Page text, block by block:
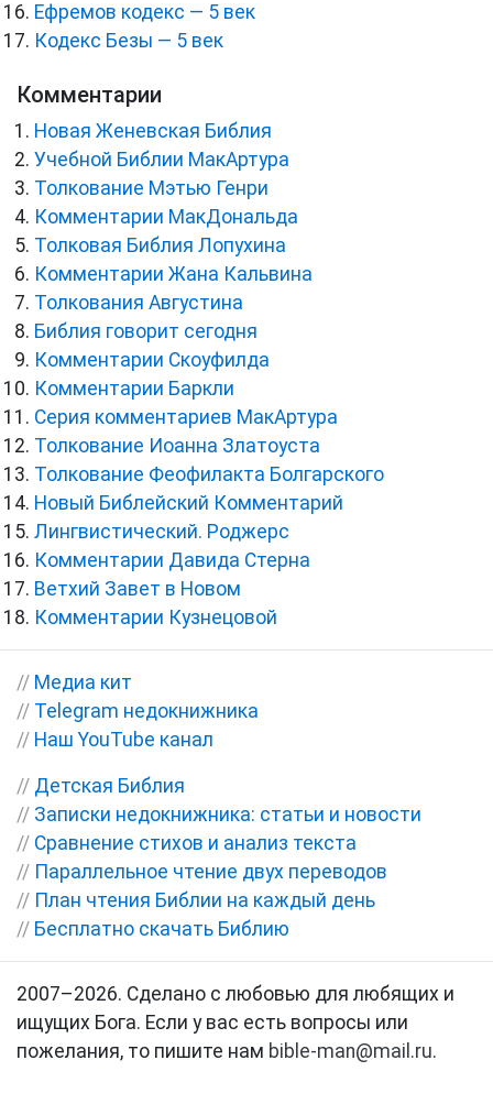
Ефремов кодекс — 5 век
Кодекс Безы — 5 век
Комментарии
Новая Женевская Библия
Учебной Библии МакАртура
Толкование Мэтью Генри
Комментарии МакДональда
Толковая Библия Лопухина
Комментарии Жана Кальвина
Толкования Августина
Библия говорит сегодня
Комментарии Скоуфилда
Комментарии Баркли
Серия комментариев МакАртура
Толкование Иоанна Златоуста
Толкование Феофилакта Болгарского
Новый Библейский Комментарий
Лингвистический. Роджерс
Комментарии Давида Стерна
Ветхий Завет в Новом
Комментарии Кузнецовой
// Медиа кит
// Telegram недокнижника
// Наш YouTube канал
// Детская Библия
// Записки недокнижника: статьи и новости
// Сравнение стихов и анализ текста
// Параллельное чтение двух переводов
// План чтения Библии на каждый день
// Бесплатно скачать Библию
2007–2026. Сделано с любовью для любящих и
ищущих Бога. Если у вас есть вопросы или
пожелания, то пишите нам bible-man@mail.ru.